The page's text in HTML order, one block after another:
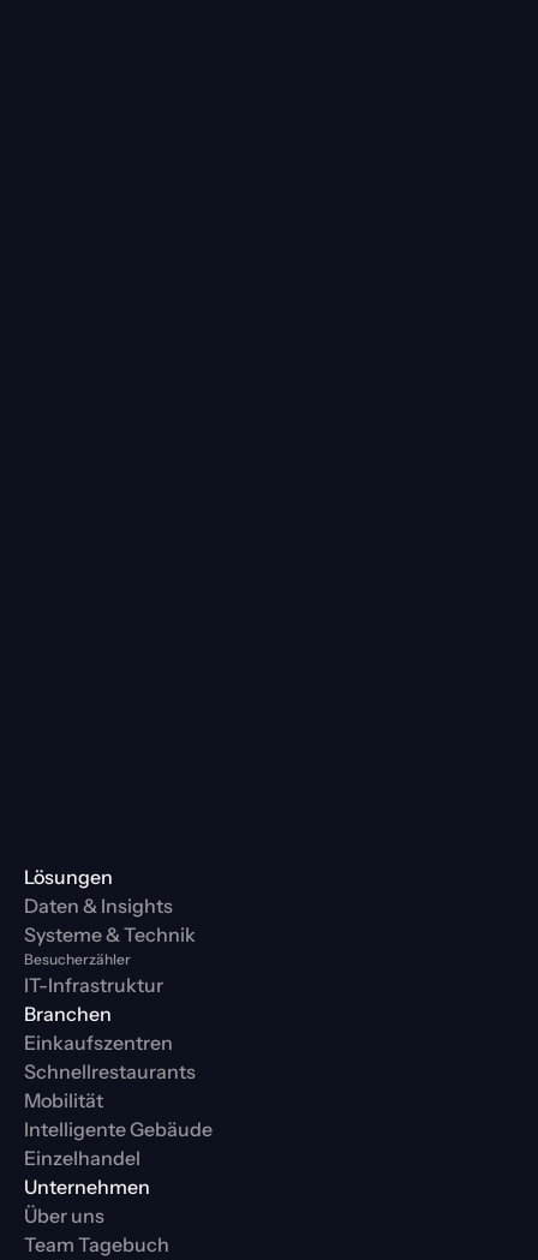
Lösungen
Daten & Insights
Systeme & Technik
Besucherzähler
IT-Infrastruktur
Branchen
Einkaufszentren
Schnellrestaurants
Mobilität
Intelligente Gebäude
Einzelhandel
Unternehmen
Über uns
Team Tagebuch